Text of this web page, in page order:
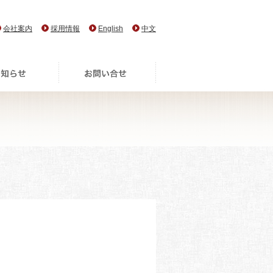
会社案内 採用情報 English 中文